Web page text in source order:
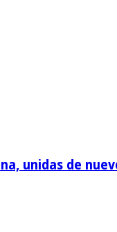
unidas de